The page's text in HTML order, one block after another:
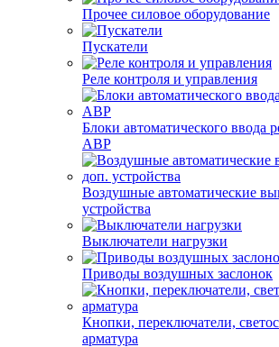
Прочее силовое оборудование
Пускатели
Реле контроля и управления
Блоки автоматического ввода
АВР
Воздушные автоматические
устройства
Выключатели нагрузки
Приводы воздушных заслонок
Кнопки, переключатели,
арматура